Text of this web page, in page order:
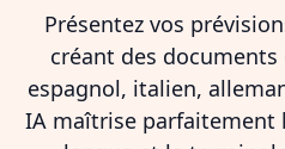
Présentez vos
créant des
espagnol, italien,
IA maîtrise parfaitement